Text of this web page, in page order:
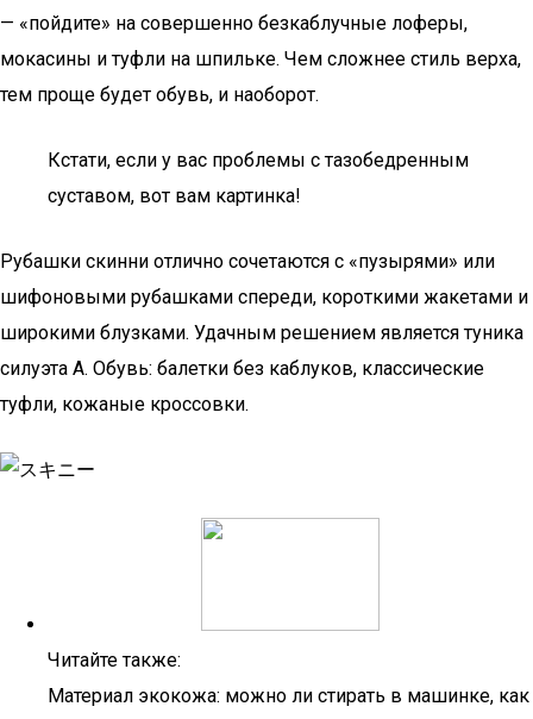
— «пойдите» на совершенно безкаблучные лоферы,
мокасины и туфли на шпильке. Чем сложнее стиль верха,
тем проще будет обувь, и наоборот.
Кстати, если у вас проблемы с тазобедренным
суставом, вот вам картинка!
Рубашки скинни отлично сочетаются с «пузырями» или
шифоновыми рубашками спереди, короткими жакетами и
широкими блузками. Удачным решением является туника
силуэта А. Обувь: балетки без каблуков, классические
туфли, кожаные кроссовки.
Читайте также:
Материал экокожа: можно ли стирать в машинке, как